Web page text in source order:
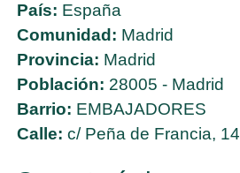
País: España
Comunidad: Madrid
Provincia: Madrid
Población: 28005 - Madrid
Barrio: EMBAJADORES
Calle: c/ Peña de Francia, 14